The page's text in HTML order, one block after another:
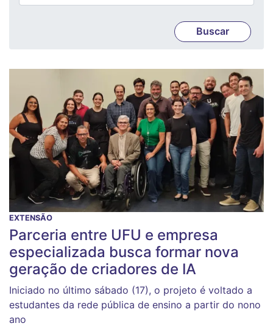
EXTENSÃO
Parceria entre UFU e empresa
especializada busca formar nova
geração de criadores de IA
Iniciado no último sábado (17), o projeto é voltado a
estudantes da rede pública de ensino a partir do nono
ano